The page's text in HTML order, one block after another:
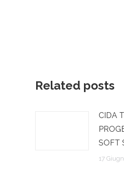
Related posts
CIDA
SOFT
17